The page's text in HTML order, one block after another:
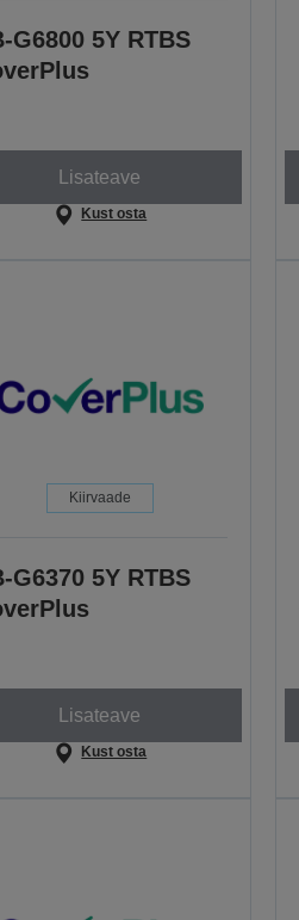
G6800 5Y RTBS
Lisateave
Kust osta
Kiirvaade
G6370 5Y RTBS
Lisateave
Kust osta